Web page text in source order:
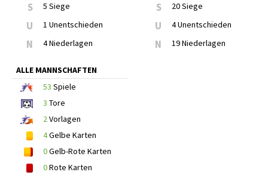
S 5 Siege
U 1 Unentschieden
N 4 Niederlagen
S 20 Siege
U 4 Unentschieden
N 19 Niederlagen
ALLE MANNSCHAFTEN
53 Spiele
3 Tore
2Vorlagen
4Gelbe Karten
0Gelb-Rote Karten
0Rote Karten